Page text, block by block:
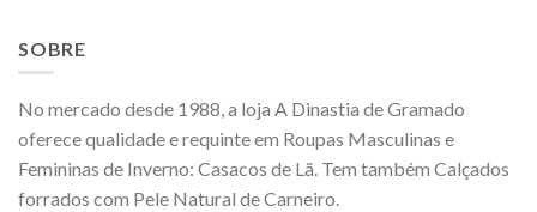
SOBRE
No mercado desde 1988, a loja A Dinastia de Gramado
oferece qualidade e requinte em Roupas Masculinas e
Femininas de Inverno: Casacos de Lã. Tem também Calçados
forrados com Pele Natural de Carneiro.